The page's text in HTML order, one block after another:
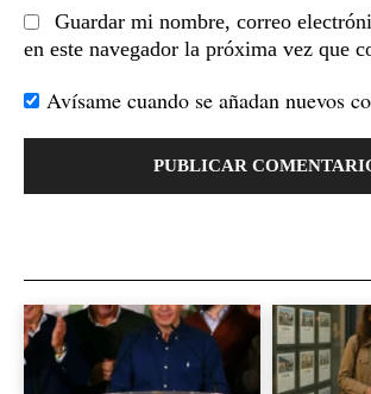
Guardar mi nombre, correo
en este navegador la próxima vez que
Avísame cuando se añadan nuevos